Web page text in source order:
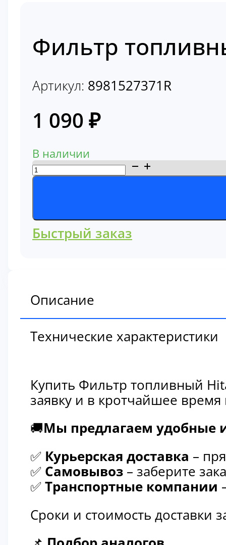
Фильтр
Артикул: 8981527371R
1 090 ₽
В наличии
Количество
товара
топливный
Hitachi
8981527371R
Быстрый заказ
Описание
Технические характеристики
Купить Фильтр топливный
заявку и в кротчайшее
🚚Мы предлагаем удобные
✅ Курьерская доставка –
✅ Самовывоз – заберите
✅ Транспортные компании
Сроки и стоимость доставки